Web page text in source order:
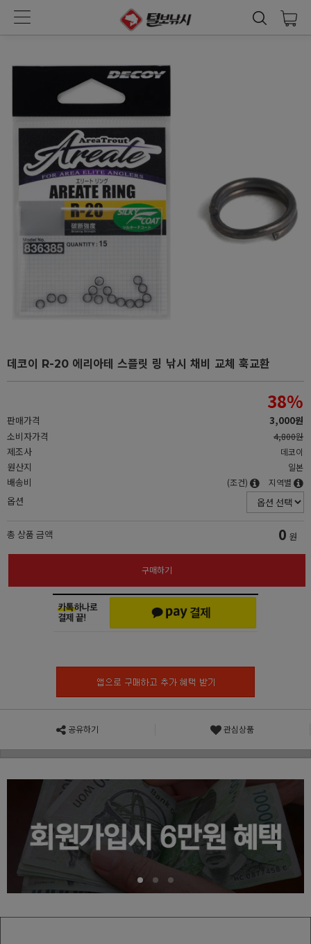
데코이 R-20 에리아테 스플릿 링 낚시 채비 교체 훅교환
판매가격
38%
3,000원
소비자가격
4,800원
제조사 데코이
원산지 일본
배송비 (조건) 지역별
옵션
총 상품 금액 0 원
구매하기
공유하기 관심상품